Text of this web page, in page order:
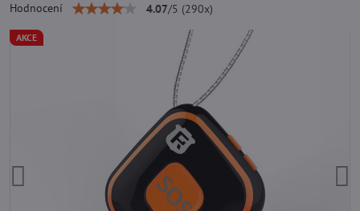
AKCE
Hodnocení 4.07/5 (290x)